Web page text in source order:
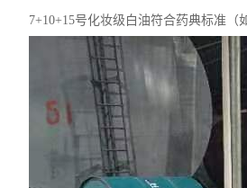
7+10+15号化妆级白油符合药典标准（